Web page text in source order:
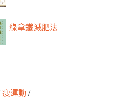
綠拿鐵減肥法
瘦運動 /